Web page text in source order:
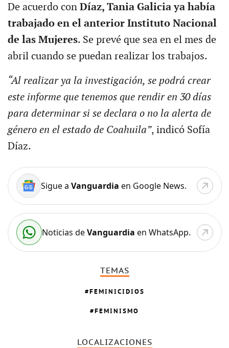
De acuerdo con Díaz, Tania Galicia ya había
trabajado en el anterior Instituto Nacional
de las Mujeres. Se prevé que sea en el mes de
abril cuando se puedan realizar los trabajos.
“Al realizar ya la investigación, se podrá crear
este informe que tenemos que rendir en 30 días
para determinar si se declara o no la alerta de
género en el estado de Coahuila”, indicó Sofía
Díaz.
Sigue a Vanguardia en Google News.
Noticias deVanguardia en WhatsApp.
TEMAS
FEMINICIDIOS
FEMINISMO
LOCALIZACIONES